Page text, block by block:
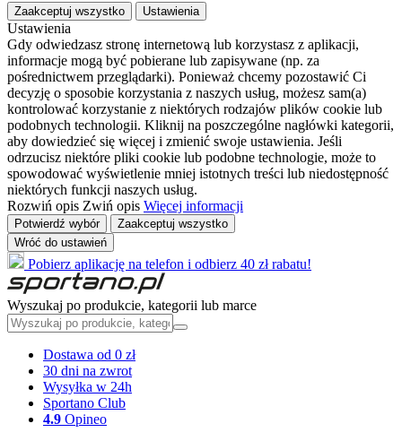
Zaakceptuj wszystko Ustawienia
Ustawienia
Gdy odwiedzasz stronę internetową lub korzystasz z aplikacji,
informacje mogą być pobierane lub zapisywane (np. za
pośrednictwem przeglądarki). Ponieważ chcemy pozostawić Ci
decyzję o sposobie korzystania z naszych usług, możesz sam(a)
kontrolować korzystanie z niektórych rodzajów plików cookie lub
podobnych technologii. Kliknij na poszczególne nagłówki kategorii,
aby dowiedzieć się więcej i zmienić swoje ustawienia. Jeśli
odrzucisz niektóre pliki cookie lub podobne technologie, może to
spowodować wyświetlenie mniej istotnych treści lub niedostępność
niektórych funkcji naszych usług.
Rozwiń opis Zwiń opis Więcej informacji
Potwierdź wybór
Zaakceptuj wszystko
Wróć do ustawień
Pobierz aplikację na telefon i odbierz 40 zł rabatu!
Wyszukaj po produkcie, kategorii lub marce
Dostawa od 0 zł
30 dni na zwrot
Wysyłka w 24h
Sportano Club
4.9 Opineo